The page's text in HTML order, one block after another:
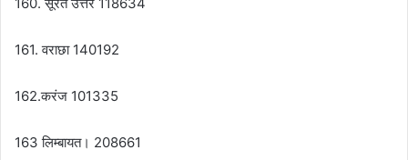
161. वराछा 140192
162.करंज 101335
163 लिम्बायत। 208661